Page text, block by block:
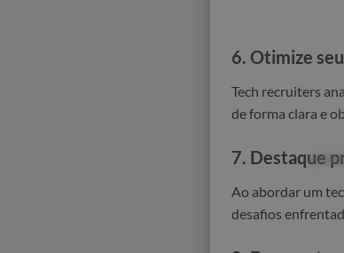
6. Otimize
Tech recruiters
de forma clara e
7. Destaque
Ao abordar um
desafios